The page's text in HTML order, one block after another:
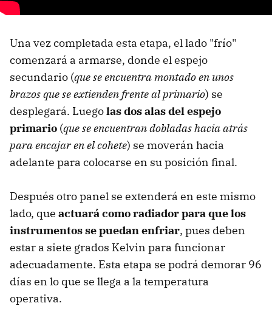
Una vez completada esta etapa, el lado "frío"
comenzará a armarse, donde el espejo
secundario (que se encuentra montado en unos
brazos que se extienden frente al primario) se
desplegará. Luegolas dos alas del espejo
primario (que se encuentran dobladas hacia atrás
para encajar en el cohete) se moverán hacia
adelante para colocarse en su posición final.
Después otro panel se extenderá en este mismo
lado, que actuará como radiador para que los
instrumentos se puedan enfriar, pues deben
estar a siete grados Kelvin para funcionar
adecuadamente. Esta etapa se podrá demorar 96
días en lo que se llega a la temperatura
operativa.